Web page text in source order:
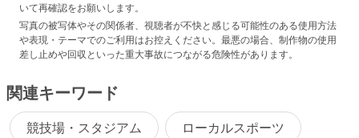
いて再確認をお願いします。
写真の被写体やその関係者、視聴者が不快と感じる可能性のある使用方法
や表現・テーマでのご利用はお控えください。最悪の場合、制作物の使用
差し止めや回収といった重大事故につながる危険性があります。
関連キーワード
競技場・スタジアム ローカルスポーツ